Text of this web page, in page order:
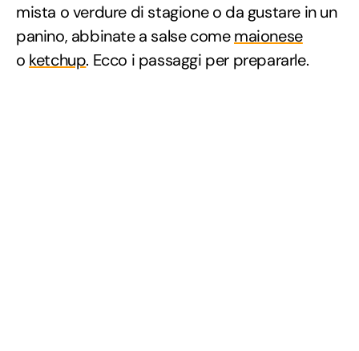
mista o verdure di stagione o da gustare in un
panino, abbinate a salse comemaionese
o ketchup. Ecco i passaggi per prepararle.